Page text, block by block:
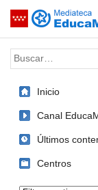
Saltar navegación
Palabra o frase:
Inicio
Canal
Últimos
Centros